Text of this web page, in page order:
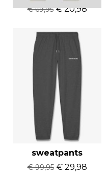
€ 69,95 € 20,98
Baron Filou
sweatpants
€ 99,95 € 29,98